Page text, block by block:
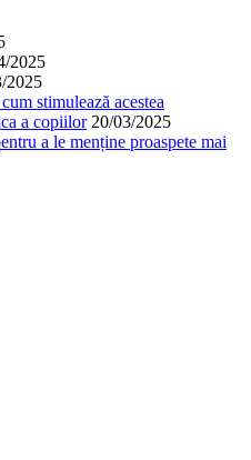
2025
2025
stimulează acestea
a copiilor 20/03/2025
a le menține proaspete mai